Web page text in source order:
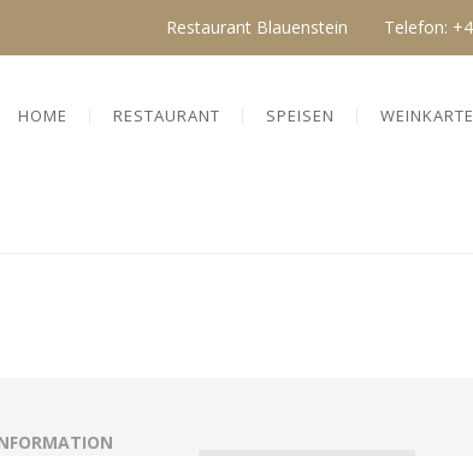
Restaurant Blauenstein Telefon:
HOME RESTAURANT SPEISEN WEINKARTE